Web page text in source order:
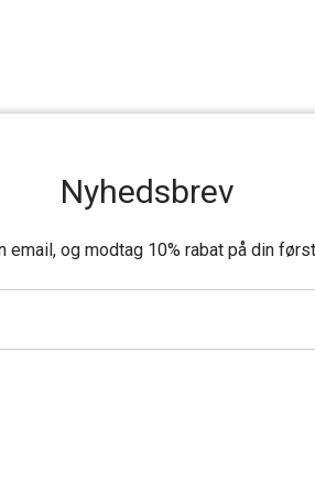
Nyhedsbrev
email, og modtag 10% rabat på din